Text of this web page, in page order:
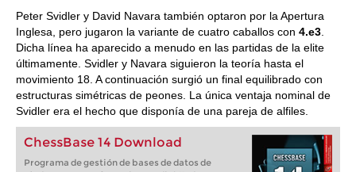
Peter Svidler y David Navara también optaron por la Apertura
Inglesa, pero jugaron la variante de cuatro caballos con 4.e3
Dicha línea ha aparecido a menudo en las partidas de la elite
últimamente. Svidler y Navara siguieron la teoría hasta el
movimiento 18. A continuación surgió un final equilibrado con
estructuras simétricas de peones. La única ventaja nominal de
Svidler era el hecho que disponía de una pareja de alfiles.
ChessBase 14 Download
Programa de gestión de bases de datos de